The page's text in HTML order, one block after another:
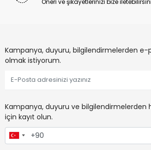
Kampanya, duyuru, bilgilendirmelerden
olmak istiyorum.
Kampanya, duyuru ve bilgilendirmelerden
için kayıt olun.